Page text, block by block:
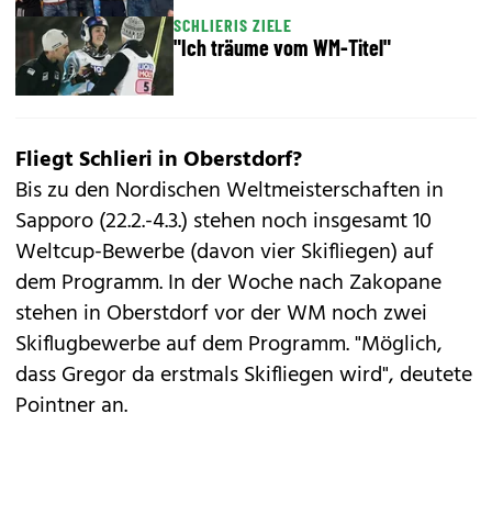
SCHLIERIS ZIELE
"Ich träume vom WM-Titel"
Fliegt Schlieri in Oberstdorf?
Bis zu den Nordischen Weltmeisterschaften in
Sapporo (22.2.-4.3.) stehen noch insgesamt 10
Weltcup-Bewerbe (davon vier Skifliegen) auf
dem Programm. In der Woche nach Zakopane
stehen in Oberstdorf vor der WM noch zwei
Skiflugbewerbe auf dem Programm. "Möglich,
dass Gregor da erstmals Skifliegen wird", deutete
Pointner an.